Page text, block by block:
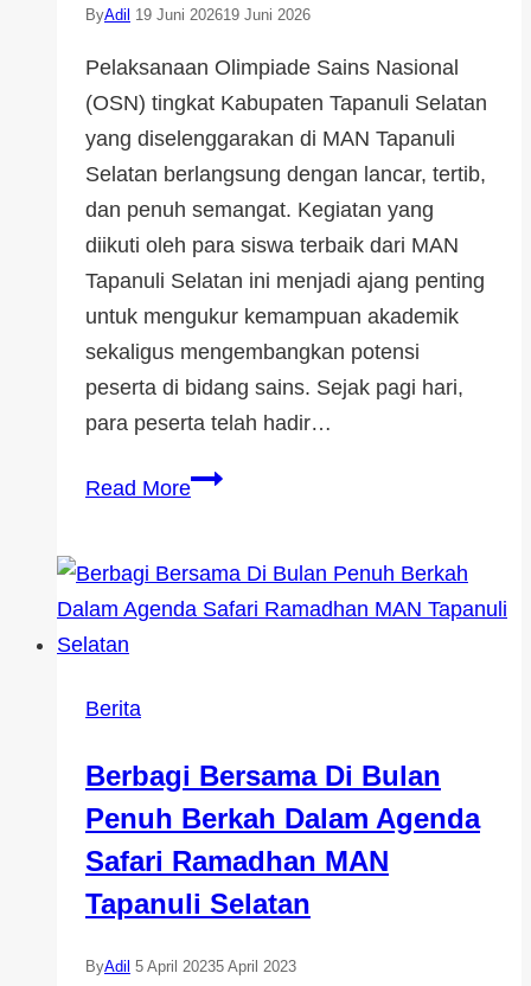
ByAdil 19 Juni 202619 Juni 2026
Pelaksanaan Olimpiade Sains Nasional
(OSN) tingkat Kabupaten Tapanuli Selatan
yang diselenggarakan di MAN Tapanuli
Selatan berlangsung dengan lancar, tertib,
dan penuh semangat. Kegiatan yang
diikuti oleh para siswa terbaik dari MAN
Tapanuli Selatan ini menjadi ajang penting
untuk mengukur kemampuan akademik
sekaligus mengembangkan potensi
peserta di bidang sains. Sejak pagi hari,
para peserta telah hadir…
Read More
Berita
Berbagi Bersama Di Bulan
Penuh Berkah Dalam Agenda
Safari Ramadhan MAN
Tapanuli Selatan
ByAdil 5 April 20235 April 2023